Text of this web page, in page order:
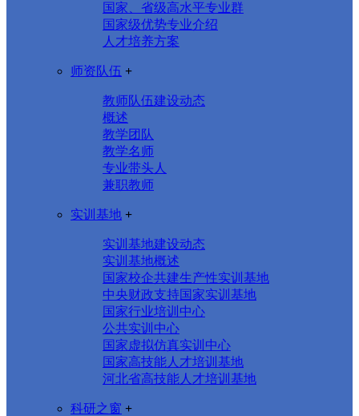
国家、省级高水平专业群
国家级优势专业介绍
人才培养方案
师资队伍 +
教师队伍建设动态
概述
教学团队
教学名师
专业带头人
兼职教师
实训基地 +
实训基地建设动态
实训基地概述
国家校企共建生产性实训基地
中央财政支持国家实训基地
国家行业培训中心
公共实训中心
国家虚拟仿真实训中心
国家高技能人才培训基地
河北省高技能人才培训基地
科研之窗 +